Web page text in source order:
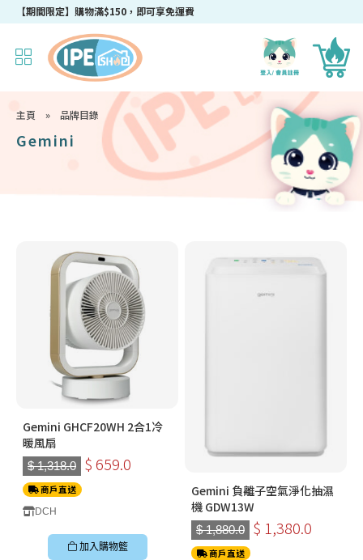
【期間限定】購物滿$150，即可享免運費
成為IPEshop會員，新會員即可獲得迎新$50購物優惠碼！
主頁 » 品牌目錄
Gemini
Gemini GHCF20WH 2合1冷
暖風扇
$ 1,318.0 $ 659.0
商戶直送
DCH
加入購物籃
Gemini 負離子空氣淨化抽濕
機 GDW13W
$ 1,880.0 $ 1,380.0
商戶直送